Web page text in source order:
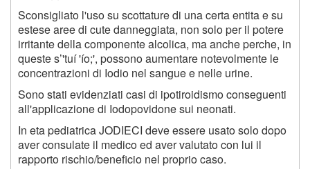
Sconsigliato l'uso su scottature di una certa entita e su
estese aree di cute danneggiata, non solo per il potere
irritante della componente alcolica, ma anche perche, in
queste s’'tuí 'ío;', possono aumentare notevolmente le
concentrazioni di Iodio nel sangue e nelle urine.
Sono stati evidenziati casi di ipotiroidismo conseguenti
all'applicazione di Iodopovidone sui neonati.
In eta pediatrica JODIECI deve essere usato solo dopo
aver consulate il medico ed aver valutato con lui il
rapporto rischio/beneficio nel proprio caso.